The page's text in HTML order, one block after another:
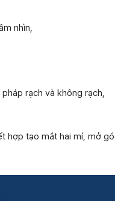
nhìn,
rạch và không rạch,
hợp tạo mắt hai mí, mở